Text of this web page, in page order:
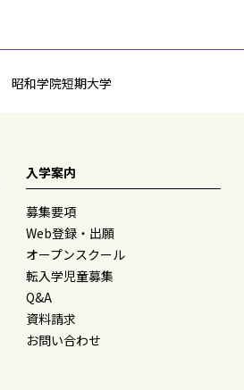
昭和学院短期大学
入学案内
募集要項
Web登録・出願
オープンスクール
転入学児童募集
Q&A
資料請求
お問い合わせ